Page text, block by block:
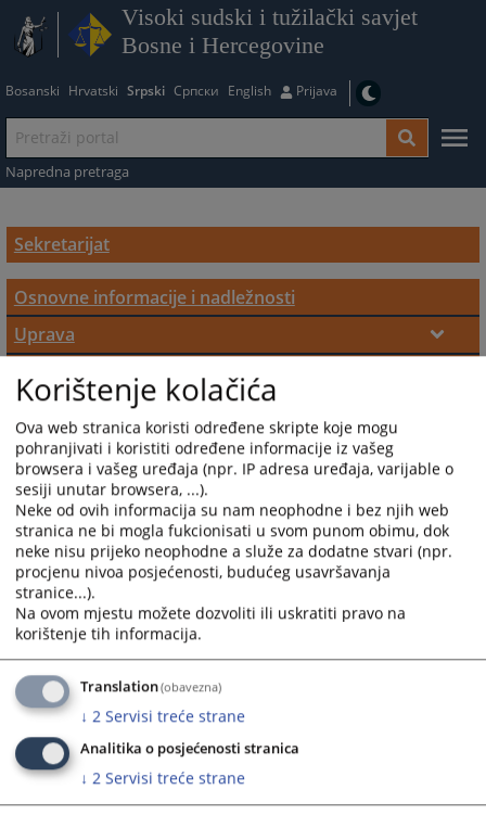
Visoki sudski i tužilački savjet
Bosne i Hercegovine
Bosanski Hrvatski Srpski Српски English Prijava
Napredna pretraga
Sekretarijat
Osnovne informacije i nadležnosti
Uprava
Direktor
Zamjenik direktora
Kadrovska struktura
Odjeli Sekretarijata VSTS-a BiH
Odjeljenje za evropske integracije i strateško
planiranje
Odjeljenje za informaciono-komunikacionu
tehnologiju
Odjeljenje za pravosudnu analitiku i
izvještavanje
Odjeljenje za kadrovske poslove
Odjeljenje za finansije i računovodstvo
Odjeljenje za sprovođenje postupaka po
izvještajima
Odjeljenje za sudsku dokumentaciju i edukaciju
Korištenje kolačića
Ova web stranica koristi određene skripte koje mogu
pohranjivati i koristiti određene informacije iz vašeg
browsera i vašeg uređaja (npr. IP adresa uređaja, varijable o
sesiji unutar browsera, ...).
Neke od ovih informacija su nam neophodne i bez njih web
stranica ne bi mogla fukcionisati u svom punom obimu, dok
neke nisu prijeko neophodne a služe za dodatne stvari (npr.
procjenu nivoa posjećenosti, budućeg usavršavanja
stranice...).
Na ovom mjestu možete dozvoliti ili uskratiti pravo na
korištenje tih informacija.
Translation(obavezna)
↓ 2 Servisi treće strane
Analitika o posjećenosti stranica
↓ 2 Servisi treće strane